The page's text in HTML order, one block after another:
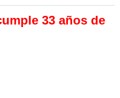
33 años de